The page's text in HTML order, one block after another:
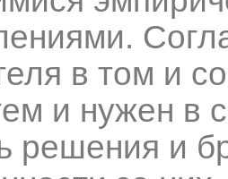
в том и
и нужен в
решения и